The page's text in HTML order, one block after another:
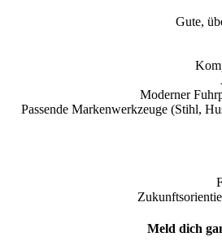
Gute,
Moderner
Passende Markenwerkzeuge (Stihl,
Meld dich